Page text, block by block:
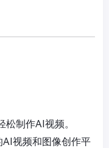
制作AI视频。
AI视频和图像创作平